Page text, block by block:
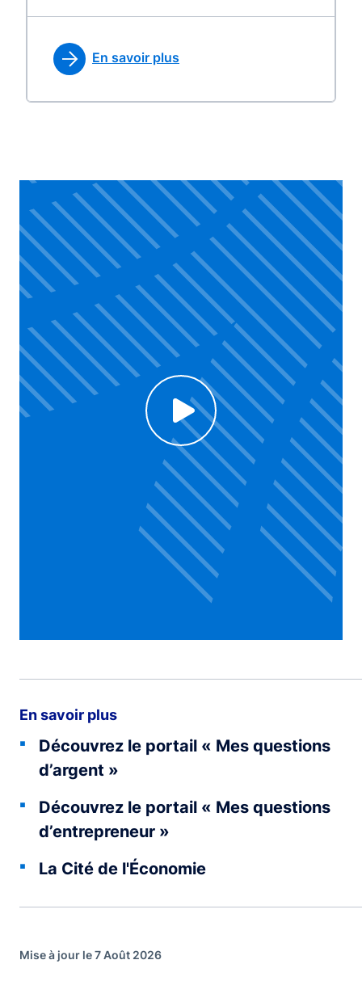
En savoir plus
Voir la vidéo
Click to enable Youtube cookies and see content
En savoir plus
Découvrez le portail « Mes questions
d’argent »
Découvrez le portail « Mes questions
d’entrepreneur »
La Cité de l'Économie
Mise à jour le 7 Août 2026